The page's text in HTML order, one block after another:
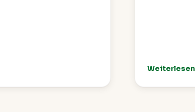
2026 – Ein rundum gelungenes Fest für unsere
Weiterlesen
: Unsere